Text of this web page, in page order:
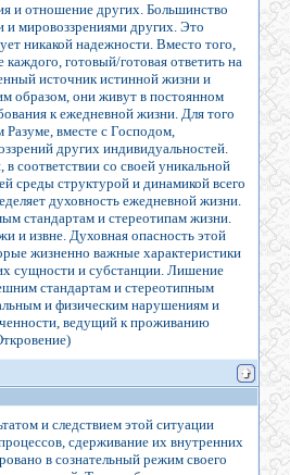
и отношение других. Большинство
и мировоззрениями других. Это
никакой надежности. Вместо того,
готовый/готовая ответить на
источник истинной жизни и
образом, они живут в постоянном
к ежедневной жизни. Для того
Разуме, вместе с Господом,
других индивидуальностей.
соответствии со своей уникальной
среды структурой и динамикой всего
духовность ежедневной жизни.
стандартам и стереотипам жизни.
и извне. Духовная опасность этой
жизненно важные характеристики
сущности и субстанции. Лишение
стандартам и стереотипным
и физическим нарушениям и
ведущий к проживанию
и следствием этой ситуации
сдерживание их внутренних
в сознательный режим своего